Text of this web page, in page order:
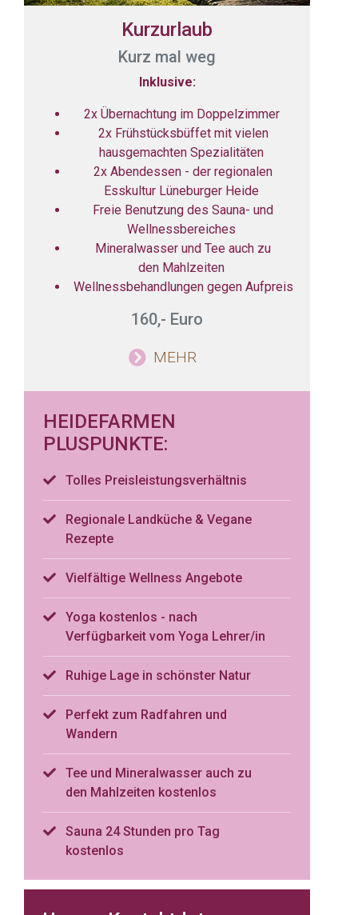
Kurzurlaub
Kurz mal weg
Inklusive:
2x Übernachtung im Doppelzimmer
2x Frühstücksbüffet mit vielen
hausgemachten Spezialitäten
2x Abendessen - der regionalen
Esskultur Lüneburger Heide
Freie Benutzung des Sauna- und
Wellnessbereiches
Mineralwasser und Tee auch zu
den Mahlzeiten
Wellnessbehandlungen gegen Aufpreis
160,- Euro
MEHR
HEIDEFARMEN
PLUSPUNKTE:
Tolles Preisleistungsverhältnis
Regionale Landküche & Vegane
Rezepte
Vielfältige Wellness Angebote
Yoga kostenlos - nach
Verfügbarkeit vom Yoga Lehrer/in
Ruhige Lage in schönster Natur
Perfekt zum Radfahren und
Wandern
Tee und Mineralwasser auch zu
den Mahlzeiten kostenlos
Sauna 24 Stunden pro Tag
kostenlos